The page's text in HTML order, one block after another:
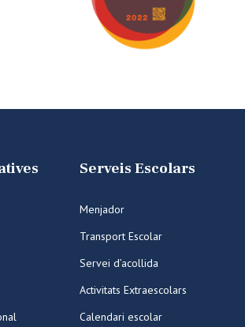
Serveis Escolars
Menjador
Transport Escolar
Servei d’acollida
Activitats Extraescolars
Calendari escolar